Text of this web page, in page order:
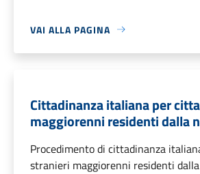
VAI ALLA PAGINA
Cittadinanza italiana per
maggiorenni residenti dalla
Procedimento di cittadinanza
stranieri maggiorenni residenti